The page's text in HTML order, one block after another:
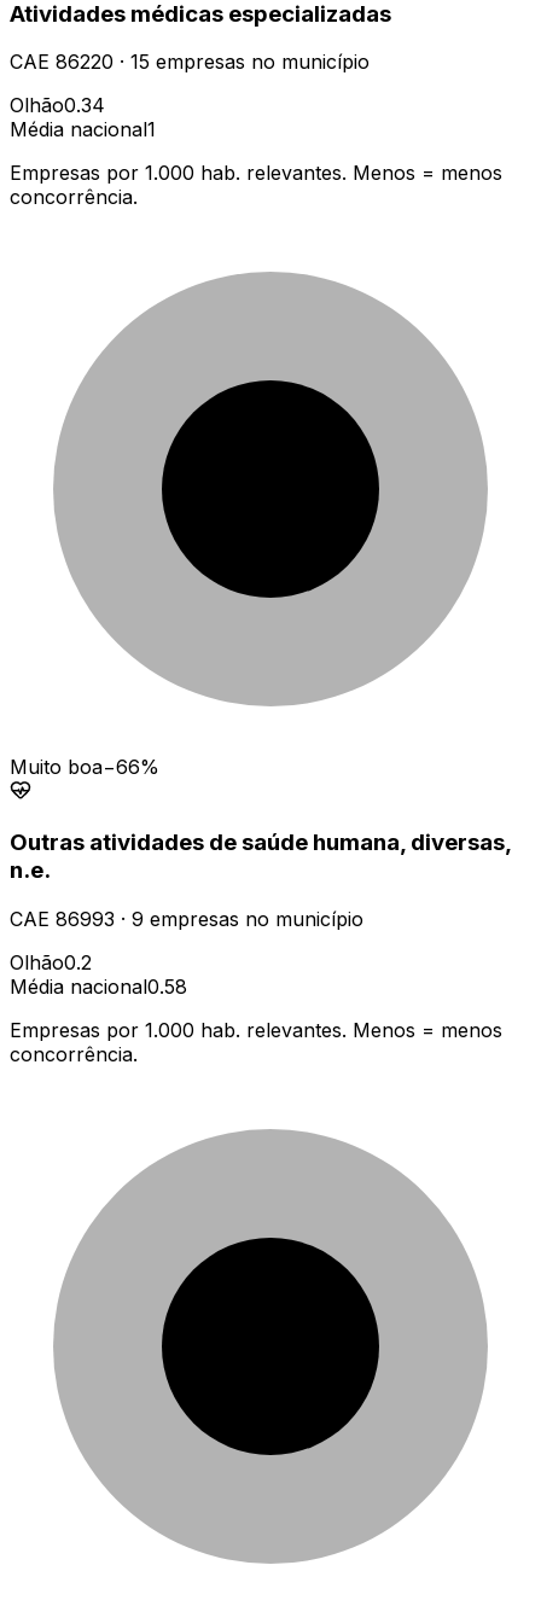
Atividades médicas especializadas
CAE 86220 · 15 empresas no município
Olhão0.34
Média nacional1
Empresas por 1.000 hab. relevantes. Menos = menos
concorrência.
Muito boa−66%
Outras atividades de saúde humana, diversas,
n.e.
CAE 86993 · 9 empresas no município
Olhão0.2
Média nacional0.58
Empresas por 1.000 hab. relevantes. Menos = menos
concorrência.